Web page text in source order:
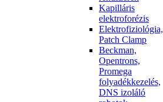
Kapilláris
elektroforézis
Elektrofiziológia,
Patch Clamp
Beckman,
Opentrons,
Promega
folyadékkezelés,
DNS izoláló